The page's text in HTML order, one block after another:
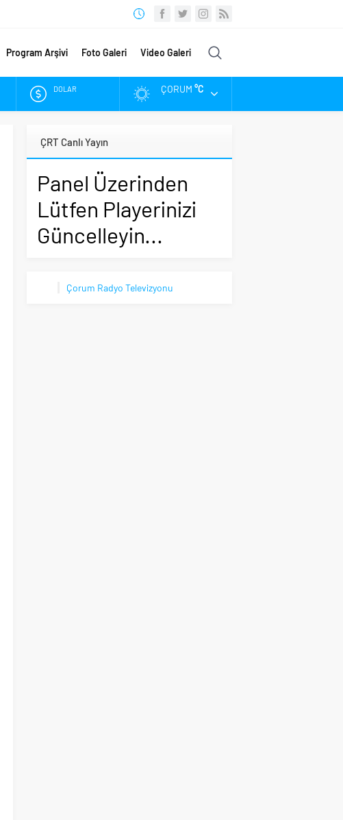
Program Arşivi Foto Galeri Video Galeri
DOLAR
ALTIN
BIST
ÇORUM °C
ÇRT Canlı Yayın
Panel Üzerinden
Lütfen Playerinizi
Güncelleyin...
Çorum Radyo Televizyonu